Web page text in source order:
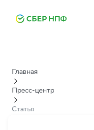
Главная
Пресс-центр
Статья